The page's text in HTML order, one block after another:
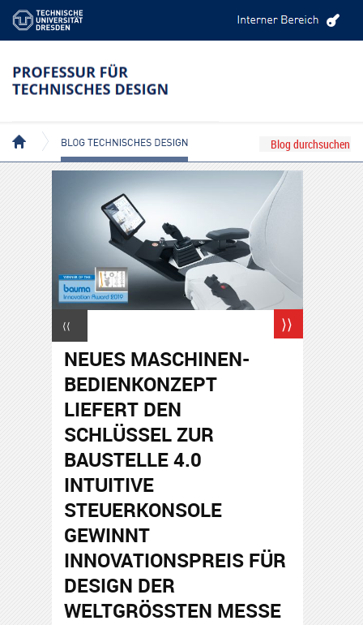
⟨⟨ ⟩⟩
NEUES MASCHINEN-
BEDIENKONZEPT
LIEFERT DEN
SCHLÜSSEL ZUR
BAUSTELLE 4.0
INTUITIVE
STEUERKONSOLE
GEWINNT
INNOVATIONSPREIS FÜR
DESIGN DER
WELTGRÖSSTEN MESSE